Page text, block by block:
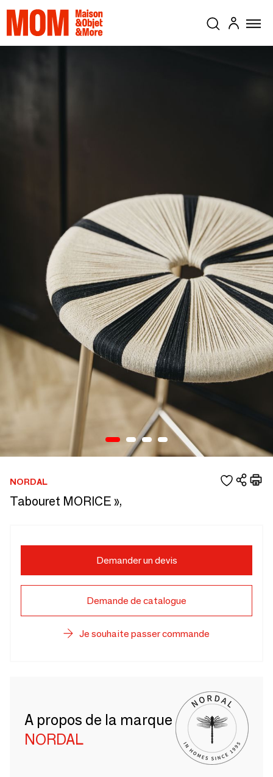
NORDAL
Tabouret MORICE »,
Demander un devis
Demande de catalogue
Je souhaite passer commande
A propos de la marque
NORDAL